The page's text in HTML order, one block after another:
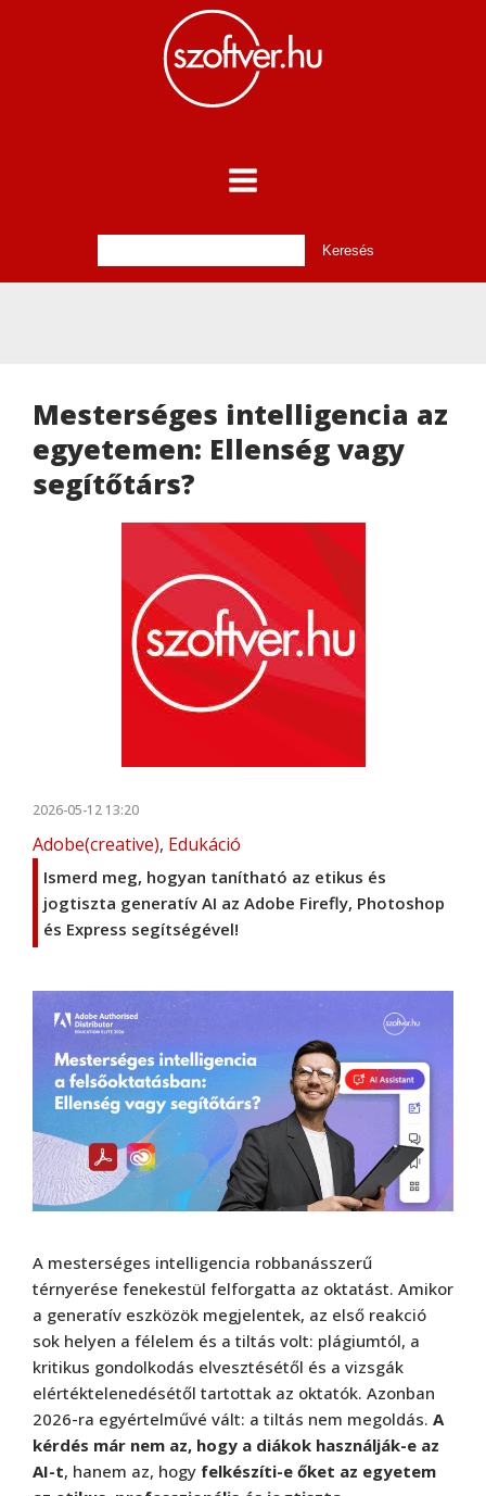
Mesterséges intelligencia az
egyetemen: Ellenség vagy
segítőtárs?
2026-05-12 13:20
Adobe(creative), Edukáció
Ismerd meg, hogyan tanítható az etikus és
jogtiszta generatív AI az Adobe Firefly, Photoshop
és Express segítségével!
A mesterséges intelligencia robbanásszerű
térnyerése fenekestül felforgatta az oktatást. Amikor
a generatív eszközök megjelentek, az első reakció
sok helyen a félelem és a tiltás volt: plágiumtól, a
kritikus gondolkodás elvesztésétől és a vizsgák
elértéktelenedésétől tartottak az oktatók. Azonban
2026-ra egyértelművé vált: a tiltás nem megoldás. A
kérdés már nem az, hogy a diákok használják-e az
AI-t, hanem az, hogy felkészíti-e őket az egyetem